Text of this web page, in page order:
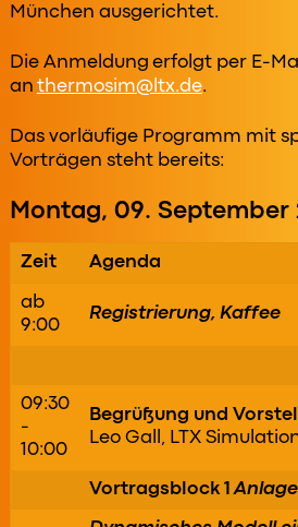
München ausgerichtet.
Die Anmeldung erfolgt per E-
an thermosim@ltx.de.
Das vorläufige Programm mit
Vorträgen steht bereits:
Montag, 09. September
Zeit Agenda
ab
9:00
Registrierung, Kaffee
09:30
-
10:00
Begrüßung und
Leo Gall, LTX
Vortragsblock 1